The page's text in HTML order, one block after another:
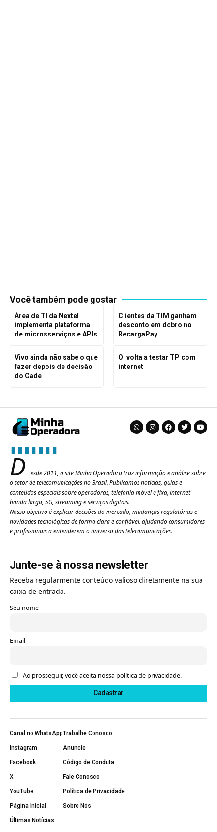
Você também pode gostar
Área de TI da Nextel
implementa plataforma
de microsserviços e APIs
Clientes da TIM ganham
desconto em dobro no
RecargaPay
Vivo ainda não sabe o que
fazer depois de decisão
do Cade
Oi volta a testar TP com
internet
D
esde 2011, o site Minha Operadora traz informação e análise sobre
o setor de telecomunicações no Brasil. Publicamos notícias, guias e
conteúdos especiais sobre operadoras, telefonia móvel e fixa, internet
banda larga, 5G, streaming e serviços digitais.
Nosso objetivo é explicar decisões do mercado, mudanças regulatórias e
novidades tecnológicas de forma clara e confiável, ajudando consumidores
e profissionais a entenderem o universo das telecomunicações.
Junte-se à nossa newsletter
Receba regularmente conteúdo valioso diretamente na sua
caixa de entrada.
Seu nome
Email
Ao prosseguir, você aceita nossa política de privacidade.
Canal no WhatsApp
Instagram
Facebook
X
YouTube
Página Inicial
Últimas Notícias
Trabalhe Conosco
Anuncie
Código de Conduta
Fale Conosco
Política de Privacidade
Sobre Nós